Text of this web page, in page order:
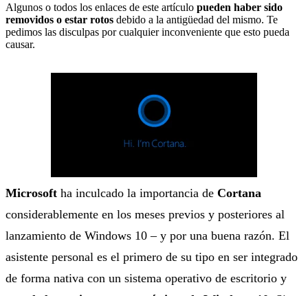
Algunos o todos los enlaces de este artículo pueden haber sido
removidos o estar rotos debido a la antigüedad del mismo. Te
pedimos las disculpas por cualquier inconveniente que esto pueda
causar.
Microsoft ha inculcado la importancia de Cortana
considerablemente en los meses previos y posteriores al
lanzamiento de Windows 10 – y por una buena razón. El
asistente personal es el primero de su tipo en ser integrado
de forma nativa con un sistema operativo de escritorio y